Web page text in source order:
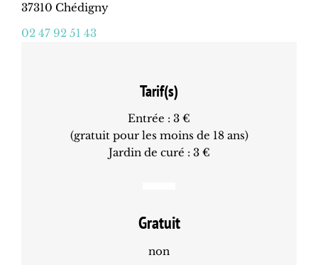
37310 Chédigny
02 47 92 51 43
Tarif(s)
Entrée : 3 €
(gratuit pour les moins de 18 ans)
Jardin de curé : 3 €
Gratuit
non